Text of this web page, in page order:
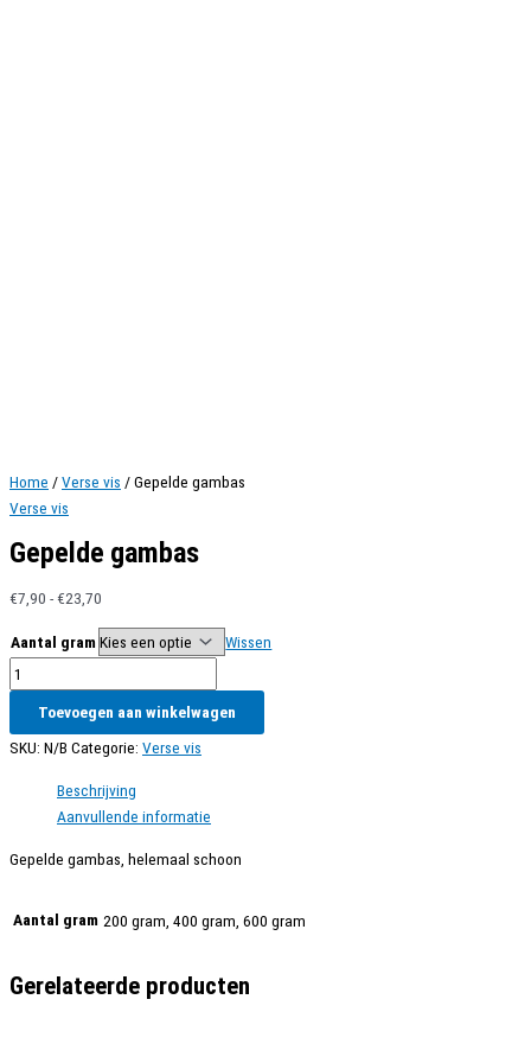
Home /Verse vis / Gepelde gambas
Verse vis
Gepelde gambas
€7,90 -€23,70
tot
Aantal gram
Wissen
Gepelde
gambas
aantalToevoegen aan winkelwagen
SKU: N/B Categorie: Verse vis
Beschrijving
Aanvullende informatie
Gepelde gambas, helemaal schoon
Aantal gram 200 gram, 400 gram, 600 gram
Gerelateerde producten